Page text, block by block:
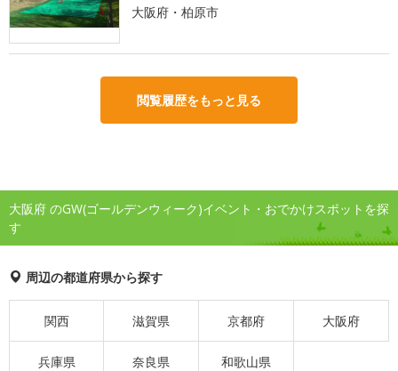
大阪府・柏原市
閲覧履歴をもっと見る
大阪府 のGW(ゴールデンウィーク)イベント・おでかけスポットを探
す
周辺の都道府県から探す
関西 滋賀県 京都府 大阪府
兵庫県 奈良県 和歌山県